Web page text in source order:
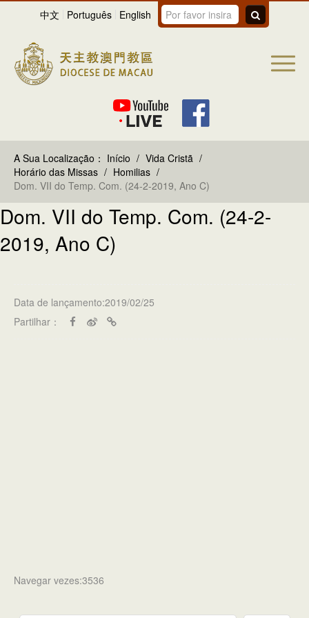
中文 Português English
A Sua Localização： Início / Vida Cristã /
Horário das Missas / Homilias /
Dom. VII do Temp. Com. (24-2-2019, Ano C)
Dom. VII do Temp. Com. (24-2-
2019, Ano C)
Data de lançamento:2019/02/25
Partilhar：
Navegar vezes:3536